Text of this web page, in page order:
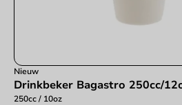
Nieuw
Drinkbeker Bagastro 250cc/
250cc / 10oz